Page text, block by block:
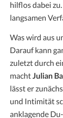
hilflos dabei
langsamen
Was wird aus
Darauf kann
zuletzt durch
machtJulian
lässt er
und Intimität
anklagende